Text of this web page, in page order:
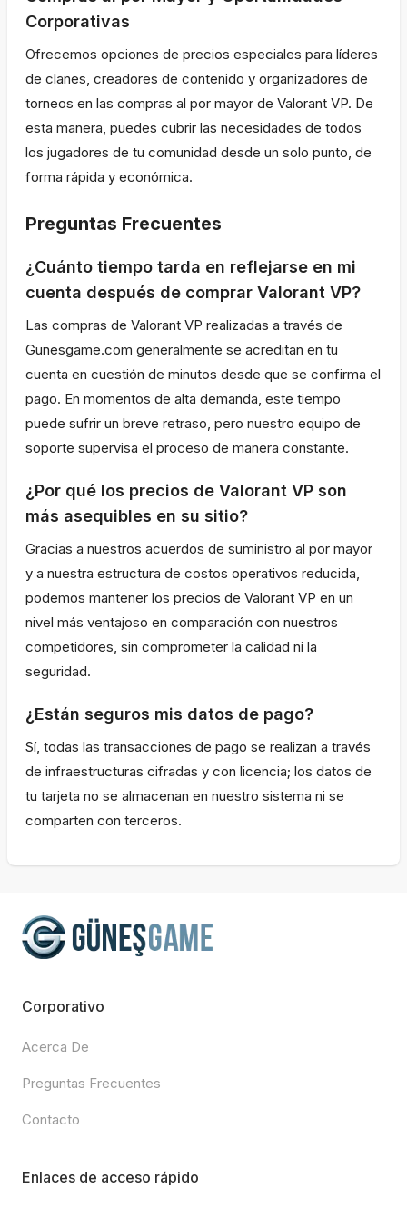
Corporativas
Ofrecemos opciones de precios especiales para líderes
de clanes, creadores de contenido y organizadores de
torneos en las compras al por mayor de Valorant VP. De
esta manera, puedes cubrir las necesidades de todos
los jugadores de tu comunidad desde un solo punto, de
forma rápida y económica.
Preguntas Frecuentes
¿Cuánto tiempo tarda en reflejarse en mi
cuenta después de comprar Valorant VP?
Las compras de Valorant VP realizadas a través de
Gunesgame.com generalmente se acreditan en tu
cuenta en cuestión de minutos desde que se confirma el
pago. En momentos de alta demanda, este tiempo
puede sufrir un breve retraso, pero nuestro equipo de
soporte supervisa el proceso de manera constante.
¿Por qué los precios de Valorant VP son
más asequibles en su sitio?
Gracias a nuestros acuerdos de suministro al por mayor
y a nuestra estructura de costos operativos reducida,
podemos mantener los precios de Valorant VP en un
nivel más ventajoso en comparación con nuestros
competidores, sin comprometer la calidad ni la
seguridad.
¿Están seguros mis datos de pago?
Sí, todas las transacciones de pago se realizan a través
de infraestructuras cifradas y con licencia; los datos de
tu tarjeta no se almacenan en nuestro sistema ni se
comparten con terceros.
Corporativo
Acerca De
Preguntas Frecuentes
Contacto
Enlaces de acceso rápido